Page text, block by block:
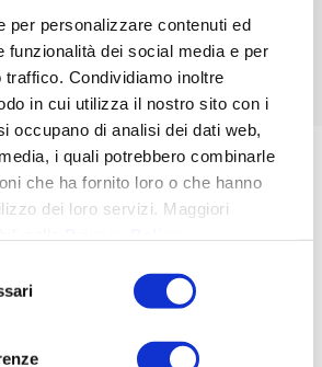
per personalizzare contenuti ed
funzionalità dei social media e per
Condividiamo inoltre
in cui utilizza il nostro sito con i
occupano di analisi dei dati web,
i quali potrebbero combinarle
che ha fornito loro o che hanno
dei loro servizi. Maggiori
di Welfare
Scopri di più
neiprocessi di due diligence
di acquisizione societaria in
integrata e condivisa nella quale il
team multidisciplinare e trasversale